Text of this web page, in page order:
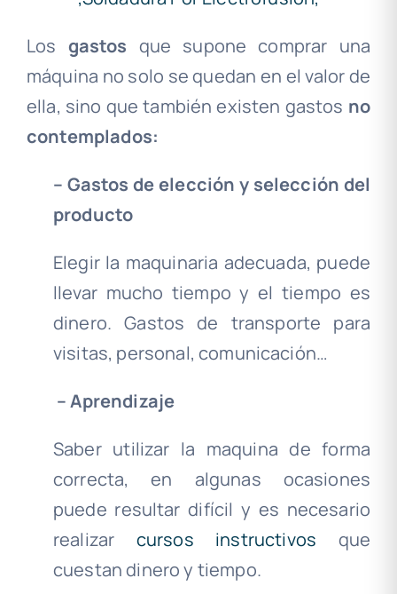
Los gastos que supone comprar una
máquina no solo se quedan en el valor de
ella, sino que también existen gastos no
contemplados:
– Gastos de elección y selección del
producto
Elegir la maquinaria adecuada, puede
llevar mucho tiempo y el tiempo es
dinero. Gastos de transporte para
visitas, personal, comunicación…
–Aprendizaje
Saber utilizar la maquina de forma
correcta, en algunas ocasiones
puede resultar difícil y es necesario
realizar cursos instructivos que
cuestan dinero y tiempo.